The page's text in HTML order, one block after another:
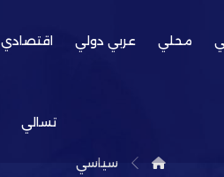
محلي عربي دولي اقتصادي
تسالي
سياسي